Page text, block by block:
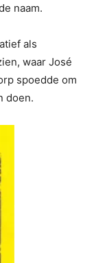
naam.
als
waar José
spoedde om
doen.